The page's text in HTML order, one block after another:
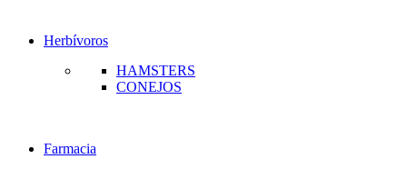
Herbívoros
HAMSTERS
CONEJOS
Farmacia